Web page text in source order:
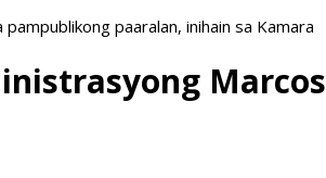
paaralan, inihain sa Kamara
Marcos